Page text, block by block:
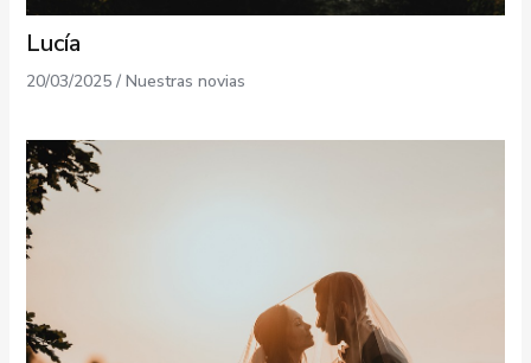
Lucía
20/03/2025 / Nuestras novias